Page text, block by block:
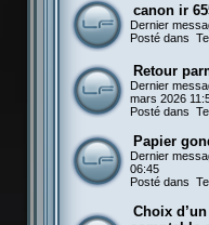
canon ir
Dernier
Posté dans
Retour
Dernier
mars 2026
Posté dans
Papier
Dernier
06:45
Posté dans
Choix